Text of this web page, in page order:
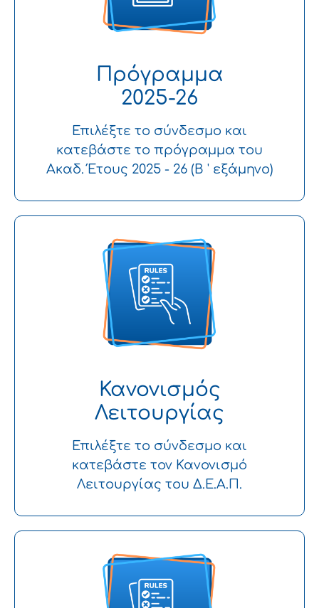
Πρόγραμμα
2025-26
Επιλέξτε το σύνδεσμο και
κατεβάστε το πρόγραμμα του
Ακαδ. Έτους 2025 - 26 (B ' εξάμηνο)
Κανονισμός
Λειτουργίας
Επιλέξτε το σύνδεσμο και
κατεβάστε τον Κανονισμό
Λειτουργίας του Δ.Ε.Α.Π.